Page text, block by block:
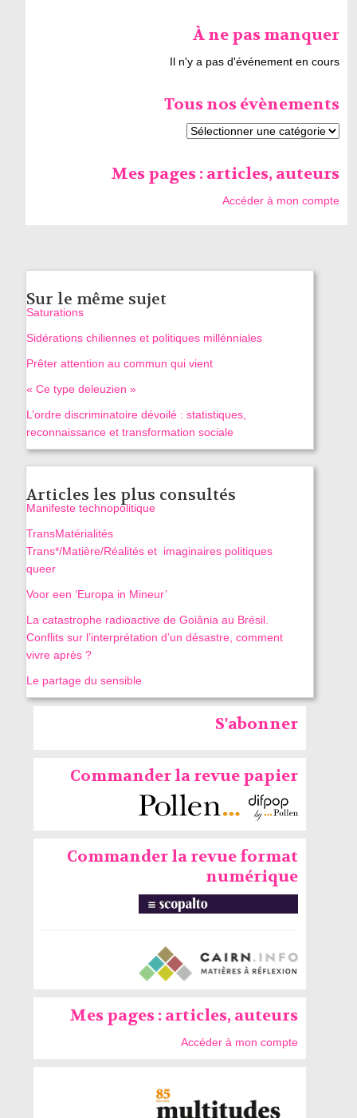
À ne pas manquer
Il n'y a pas d'événement en cours
Tous nos évènements
Mes pages : articles, auteurs
Accéder à mon compte
Sur le même sujet
Saturations
Sidérations chiliennes et politiques millénniales
Prêter attention au commun qui vient
« Ce type deleuzien »
L’ordre discriminatoire dévoilé : statistiques,
reconnaissance et transformation sociale
Articles les plus consultés
Manifeste technopolitique
TransMatérialités
Trans*/Matière/Réalités et imaginaires politiques
queer
Voor een ‘Europa in Mineur’
La catastrophe radioactive de Goiânia au Brésil.
Conflits sur l’interprétation d’un désastre, comment
vivre après ?
Le partage du sensible
S'abonner
Commander la revue papier
Commander la revue format
numérique
Mes pages : articles, auteurs
Accéder à mon compte